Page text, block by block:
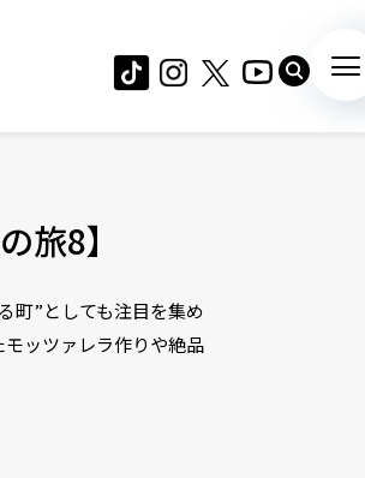
旅8】
町”としても注目を集め
ッツァレラ作りや絶品